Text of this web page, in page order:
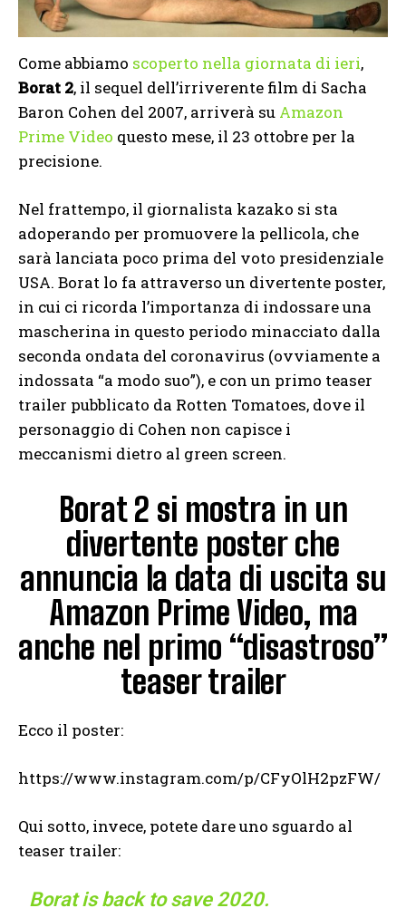
Come abbiamo scoperto nella giornata di ieri,
Borat 2, il sequel dell’irriverente film di Sacha
Baron Cohen del 2007, arriverà su Amazon
Prime Video questo mese, il 23 ottobre per la
precisione.
Nel frattempo, il giornalista kazako si sta
adoperando per promuovere la pellicola, che
sarà lanciata poco prima del voto presidenziale
USA. Borat lo fa attraverso un divertente poster,
in cui ci ricorda l’importanza di indossare una
mascherina in questo periodo minacciato dalla
seconda ondata del coronavirus (ovviamente a
indossata “a modo suo”), e con un primo teaser
trailer pubblicato da Rotten Tomatoes, dove il
personaggio di Cohen non capisce i
meccanismi dietro al green screen.
Borat 2 si mostra in un
divertente poster che
annuncia la data di uscita su
Amazon Prime Video, ma
anche nel primo “disastroso”
teaser trailer
Ecco il poster:
https://www.instagram.com/p/CFyOlH2pzFW/
Qui sotto, invece, potete dare uno sguardo al
teaser trailer:
Borat is back to save 2020.